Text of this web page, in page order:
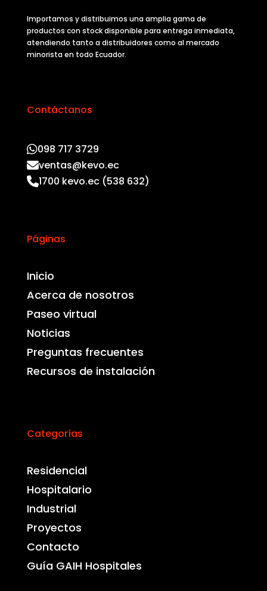
Importamos y distribuimos una amplia gama de
productos con stock disponible para entrega inmediata,
atendiendo tanto a distribuidores como al mercado
minorista en todo Ecuador.
Contáctanos
098 717 3729
ventas@kevo.ec
1700 kevo.ec (538 632)
Páginas
Inicio
Acerca de nosotros
Paseo virtual
Noticias
Preguntas frecuentes
Recursos de instalación
Categorías
Residencial
Hospitalario
Industrial
Proyectos
Contacto
Guía GAIH Hospitales